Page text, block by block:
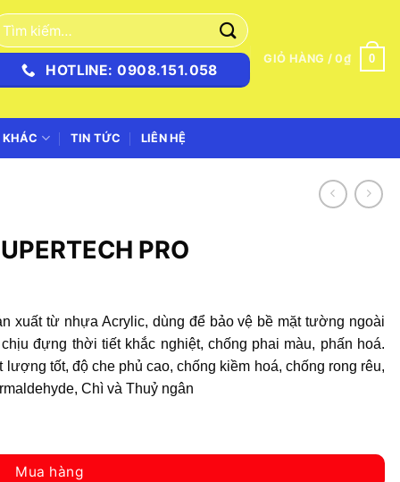
HOTLINE: 0908.151.058
GIỎ HÀNG /0₫ 0
KHÁC TIN TỨC LIÊN HỆ
PRO
xuất từ nhựa Acrylic, dùng để bảo vệ bề mặt tường ngoài
đựng thời tiết khắc nghiệt, chống phai màu, phấn hoá.
tốt, độ che phủ cao, chống kiềm hoá, chống rong rêu,
Chì và Thuỷ ngân
Mua hàng